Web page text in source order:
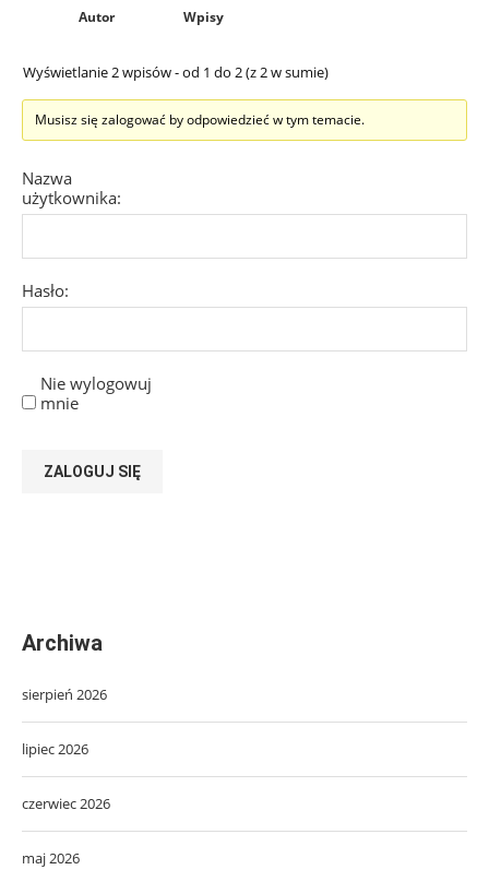
Autor Wpisy
Wyświetlanie 2 wpisów - od 1 do 2 (z 2 w sumie)
Musisz się zalogować by odpowiedzieć w tym temacie.
Nazwa
użytkownika:
Hasło:
Nie wylogowuj
mnie
ZALOGUJ SIĘ
Archiwa
sierpień 2026
lipiec 2026
czerwiec 2026
maj 2026